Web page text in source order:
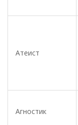
Атеист
Агностик